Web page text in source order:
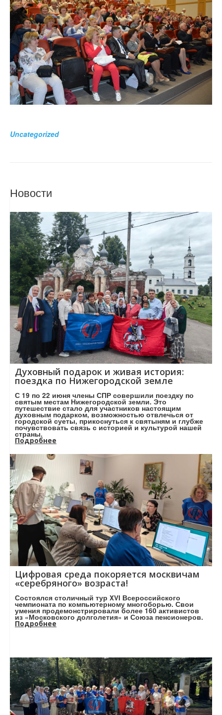
Uncategorized
Новости
Духовный подарок и живая история:
поездка по Нижегородской земле
С 19 по 22 июня члены СПР совершили поездку по
святым местам Нижегородской земли. Это
путешествие стало для участников настоящим
духовным подарком, возможностью отвлечься от
городской суеты, прикоснуться к святыням и глубже
почувствовать связь с историей и культурой нашей
страны.
Подробнее
Цифровая среда покоряется москвичам
«серебряного» возраста!
Состоялся столичный тур XVI Всероссийского
чемпионата по компьютерному многоборью. Свои
умения продемонстрировали более 160 активистов
из «Московского долголетия» и Союза пенсионеров.
Подробнее